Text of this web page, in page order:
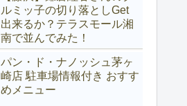
ルミッ子の切り落としGet
出来るか？テラスモール湘
南で並んでみた！
パン・ド・ナノッシュ茅ヶ
崎店 駐車場情報付き おすす
めメニュー